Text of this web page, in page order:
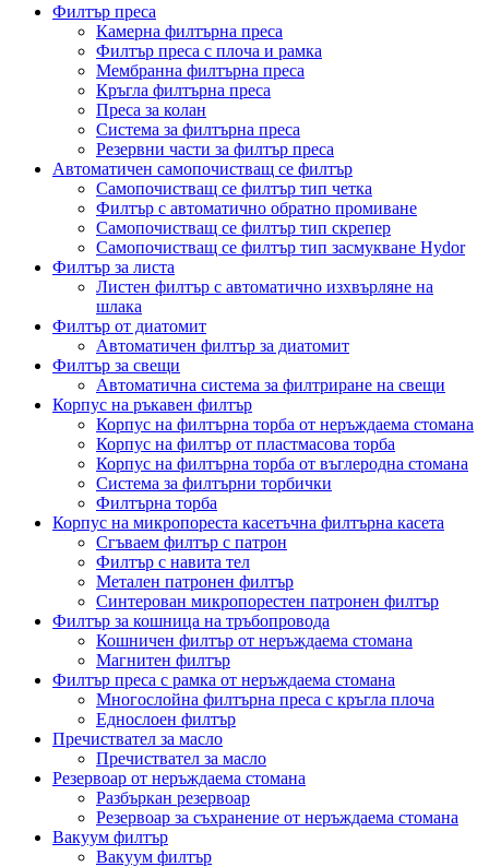
Филтър преса
Камерна филтърна преса
Филтър преса с плоча и рамка
Мембранна филтърна преса
Кръгла филтърна преса
Преса за колан
Система за филтърна преса
Резервни части за филтър преса
Автоматичен самопочистващ се филтър
Самопочистващ се филтър тип четка
Филтър с автоматично обратно промиване
Самопочистващ се филтър тип скрепер
Самопочистващ се филтър тип засмукване Hydor
Филтър за листа
Листен филтър с автоматично изхвърляне на
шлака
Филтър от диатомит
Автоматичен филтър за диатомит
Филтър за свещи
Автоматична система за филтриране на свещи
Корпус на ръкавен филтър
Корпус на филтърна торба от неръждаема стомана
Корпус на филтър от пластмасова торба
Корпус на филтърна торба от въглеродна стомана
Система за филтърни торбички
Филтърна торба
Корпус на микропореста касетъчна филтърна касета
Сгъваем филтър с патрон
Филтър с навита тел
Метален патронен филтър
Синтерован микропорестен патронен филтър
Филтър за кошница на тръбопровода
Кошничен филтър от неръждаема стомана
Магнитен филтър
Филтър преса с рамка от неръждаема стомана
Многослойна филтърна преса с кръгла плоча
Еднослоен филтър
Пречиствател за масло
Пречиствател за масло
Резервоар от неръждаема стомана
Разбъркан резервоар
Резервоар за съхранение от неръждаема стомана
Вакуум филтър
Вакуум филтър